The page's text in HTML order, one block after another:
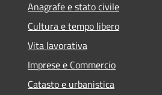
Anagrafe e stato civile
Cultura e tempo libero
Vita lavorativa
Imprese e Commercio
Catasto e urbanistica